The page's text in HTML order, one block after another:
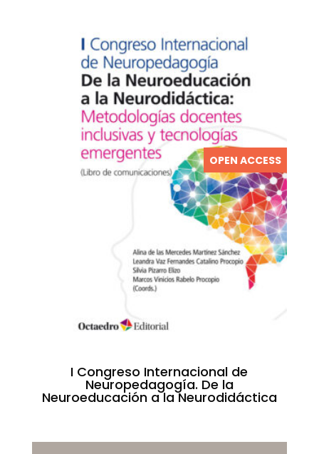
OPEN ACCESS
I Congreso Internacional de
Neuropedagogía. De la
Neuroeducación a la Neurodidáctica